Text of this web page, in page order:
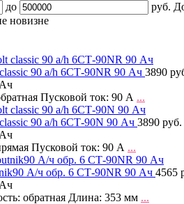
до руб.
новизне
90 a/h 6СТ-90NR 90 Ач 3890
Пусковой ток: 90 А ...
90 a/h 6СТ-90N 90 Ач 3890 руб.
Пусковой ток: 90 А ...
А/ч обр. 6 СТ-90NR 90 Ач 4565
обратная Длина: 353 мм ...